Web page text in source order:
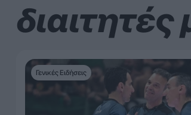
Γενικές Ειδήσεις